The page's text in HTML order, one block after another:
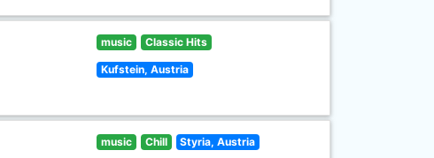
music Classic Hits
Kufstein, Austria
music Chill Styria, Austria